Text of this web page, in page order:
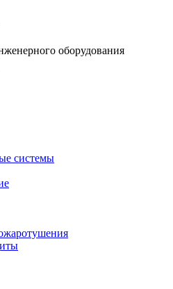
оборудования
системы